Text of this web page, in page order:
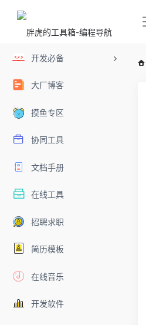
开发必备
大厂博客
摸鱼专区
协同工具
文档手册
在线工具
招聘求职
简历模板
在线音乐
开发软件